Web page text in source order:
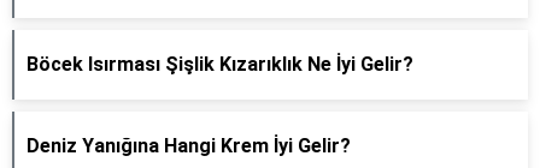
Böcek Isırması Şişlik Kızarıklık Ne İyi Gelir?
Deniz Yanığına Hangi Krem İyi Gelir?